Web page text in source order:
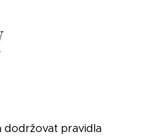
dodržovat pravidla